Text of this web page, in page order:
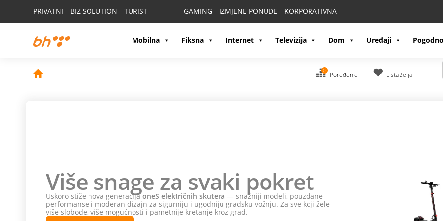
PRIVATNI BIZ SOLUTION TURIST GAMING IZMJENE PONUDE KORPORATIVNA
Mobilna Fiksna Internet Televizija Dom Uređaji
0
Poređenje Lista želja
Više snage za svaki pokret
Uskoro stiže nova generacijaoneS električnih skutera — snažniji modeli, pouzdane
performanse i moderan dizajn za sigurniju i ugodniju gradsku vožnju. Za sve koji žele
više slobode, više mogućnosti i pametnije kretanje kroz grad.